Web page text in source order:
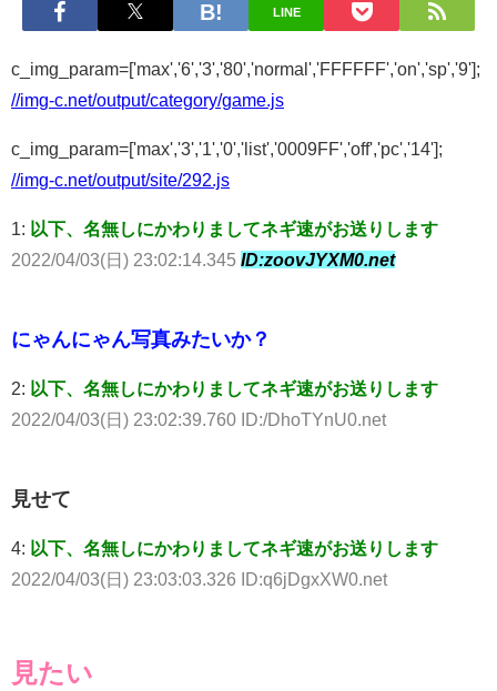
LINE
c_img_param=['max','6','3','80','normal','FFFFFF','on','sp','9'];
//img-c.net/output/category/game.js
c_img_param=['max','3','1','0','list','0009FF','off','pc','14'];
//img-c.net/output/site/292.js
1: 以下、名無しにかわりましてネギ速がお送りします
2022/04/03(日) 23:02:14.345 ID:zoovJYXM0.net
にゃんにゃん写真みたいか？
2: 以下、名無しにかわりましてネギ速がお送りします
2022/04/03(日) 23:02:39.760 ID:/DhoTYnU0.net
見せて
4: 以下、名無しにかわりましてネギ速がお送りします
2022/04/03(日) 23:03:03.326 ID:q6jDgxXW0.net
見たい